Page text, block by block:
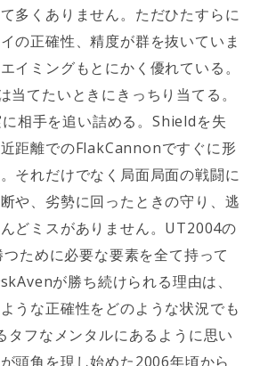
多くありません。ただひたすらに
の正確性、精度が群を抜いていま
イミングもとにかく優れている。
てたいときにきっちり当てる。
相手を追い詰める。Shieldを失
距離でのFlakCannonですぐに形
それだけでなく局面局面の戦闘に
や、劣勢に回ったときの守り、逃
どミスがありません。UT2004の
ために必要な要素を全て持って
が勝ち続けられる理由は、
うな正確性をどのような状況でも
タフなメンタルにあるように思い
頭角を現し始めた2006年頃から